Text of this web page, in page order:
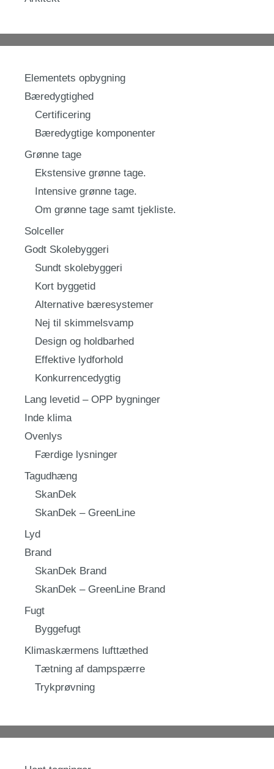
Elementets opbygning
Bæredygtighed
Certificering
Bæredygtige komponenter
Grønne tage
Ekstensive grønne tage.
Intensive grønne tage.
Om grønne tage samt tjekliste.
Solceller
Godt Skolebyggeri
Sundt skolebyggeri
Kort byggetid
Alternative bæresystemer
Nej til skimmelsvamp
Design og holdbarhed
Effektive lydforhold
Konkurrencedygtig
Lang levetid – OPP bygninger
Inde klima
Ovenlys
Færdige lysninger
Tagudhæng
SkanDek
SkanDek – GreenLine
Lyd
Brand
SkanDek Brand
SkanDek – GreenLine Brand
Fugt
Byggefugt
Klimaskærmens lufttæthed
Tætning af dampspærre
Trykprøvning